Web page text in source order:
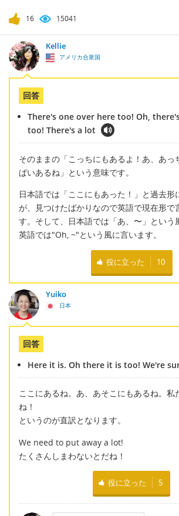
16 15041
Kellie
アメリカ合衆国
回答
There's one over here too! Oh,
too! There's a lot
そのままの「こっちにもあるよ！あ、あっ
ぱいあるね」という意味です。
日本語では「ここにもあった！」と過去形
が、見つけたばかりなので英語で現在形で
す。そして、日本語では「あ、〜」という
英語では"Oh, ~"という風に言います。
役に立った 10
Yuiko
日本
回答
Here it is. Oh there it is too! We're
ここにあるね。あ、あそこにもあるね。私
ね！
というのが直訳となります。
We need to put away a lot!
たくさんしまわないとだね！
役に立った 5